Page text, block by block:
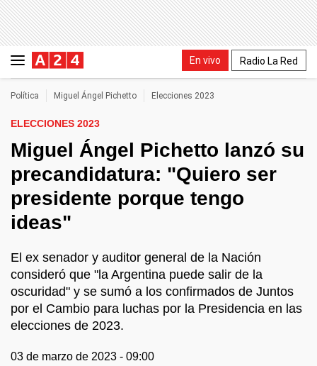
En vivo Radio La Red
Política Miguel Ángel Pichetto Elecciones 2023
ELECCIONES 2023
Miguel Ángel Pichetto lanzó su
precandidatura: "Quiero ser
presidente porque tengo
ideas"
El ex senador y auditor general de la Nación
consideró que "la Argentina puede salir de la
oscuridad" y se sumó a los confirmados de Juntos
por el Cambio para luchas por la Presidencia en las
elecciones de 2023.
03 de marzo de 2023 - 09:00